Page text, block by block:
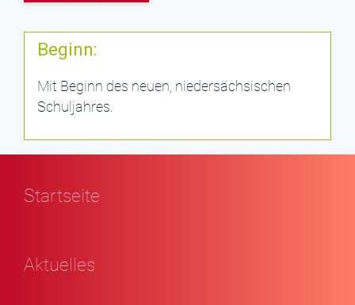
Beginn:
Mit Beginn des neuen, niedersächsischen
Schuljahres.
Startseite
Aktuelles